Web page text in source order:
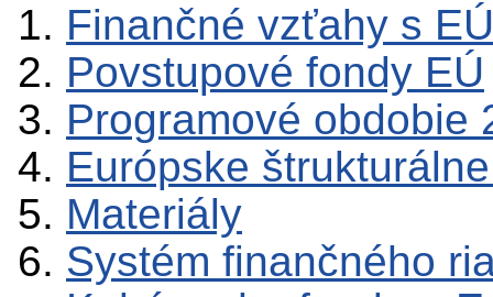
Finančné vzťahy s EÚ
Povstupové fondy EÚ
Programové obdobie
Európske
Materiály
Systém finančného